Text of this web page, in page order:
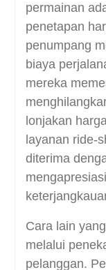
permainan
penetapan
penumpang
biaya
mereka
lonjakan
layanan ride-
diterima
Cara lain
melalui
pelanggan.